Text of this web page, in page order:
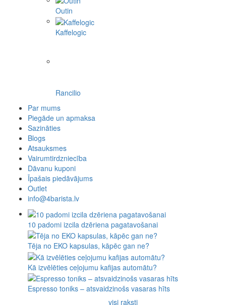
Outin
Kaffelogic
Rancilio
Par mums
Piegāde un apmaksa
Sazināties
Blogs
Atsauksmes
Vairumtirdzniecība
Dāvanu kuponi
Īpašais piedāvājums
Outlet
info@4barista.lv
10 padomi izcila dzēriena pagatavošanai
Tēja no EKO kapsulas, kāpēc gan ne?
Kā izvēlēties ceļojumu kafijas automātu?
Espresso toniks – atsvaidzinošs vasaras hīts
visi raksti